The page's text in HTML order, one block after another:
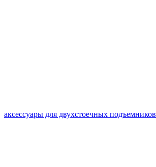
аксессуары для двухстоечных подъемников